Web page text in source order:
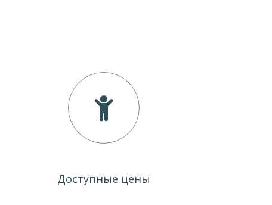
Доступные цены